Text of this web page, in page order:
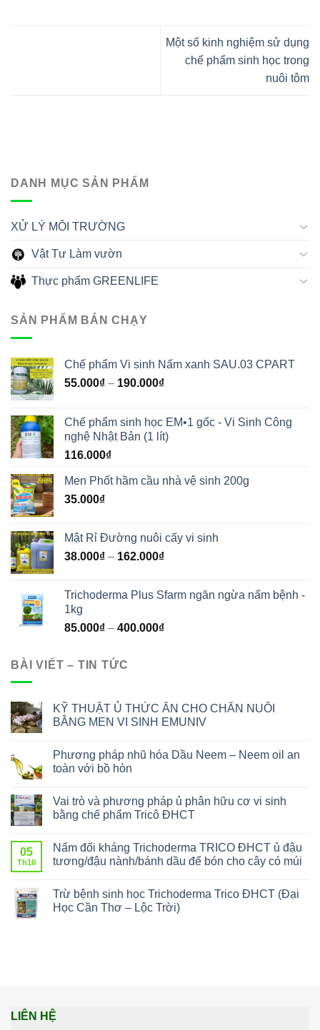
Một số kinh nghiệm sử dụng
chế phẩm sinh học trong
nuôi tôm
DANH MỤC SẢN PHẨM
XỬ LÝ MÔI TRƯỜNG
Vật Tư Làm vườn
Thực phẩm GREENLIFE
SẢN PHẨM BÁN CHẠY
Chế phẩm Vi sinh Nấm xanh SAU.03 CPART
55.000₫ – 190.000₫
Chế phẩm sinh học EM•1 gốc - Vi Sinh Công
nghệ Nhật Bản (1 lít)
116.000₫
Men Phốt hầm cầu nhà vệ sinh 200g
35.000₫
Mật Rỉ Đường nuôi cấy vi sinh
38.000₫ – 162.000₫
Trichoderma Plus Sfarm ngăn ngừa nấm bệnh -
1kg
85.000₫ – 400.000₫
BÀI VIẾT – TIN TỨC
KỸ THUẬT Ủ THỨC ĂN CHO CHĂN NUÔI
BẰNG MEN VI SINH EMUNIV
Phương pháp nhũ hóa Dầu Neem – Neem oil an
toàn với bồ hòn
Vai trò và phương pháp ủ phân hữu cơ vi sinh
bằng chế phẩm Tricô ĐHCT
05
Th10
Nấm đối kháng Trichoderma TRICO ĐHCT ủ đậu
tương/đậu nành/bánh dầu để bón cho cây có múi
Trừ bệnh sinh học Trichoderma Trico ĐHCT (Đại
Học Cần Thơ – Lộc Trời)
LIÊN HỆ